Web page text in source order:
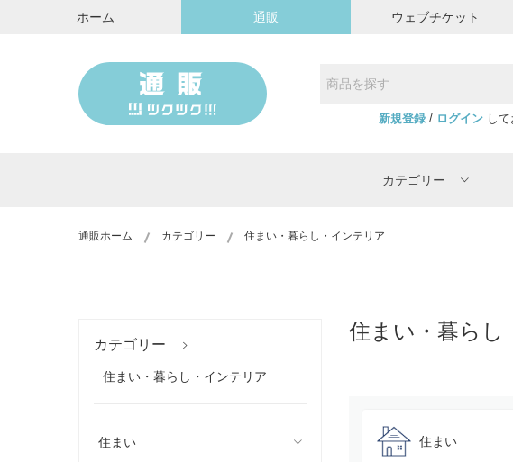
ホーム 通販 ウェブチケット
新規登録/ ログインして
カテゴリー
通販ホーム カテゴリー 住まい・暮らし・インテリア
住まい・暮らし
住まい
カテゴリー
住まい・暮らし・インテリア
住まい